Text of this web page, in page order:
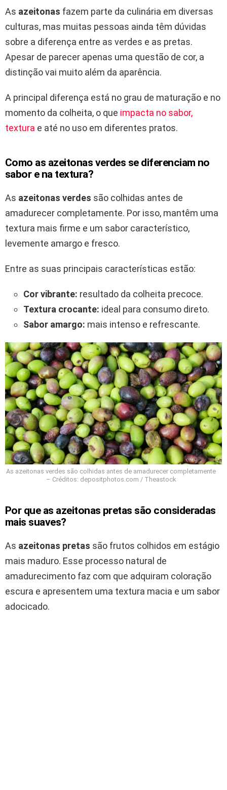
As azeitonas fazem parte da culinária em diversas
culturas, mas muitas pessoas ainda têm dúvidas
sobre a diferença entre as verdes e as pretas.
Apesar de parecer apenas uma questão de cor, a
distinção vai muito além da aparência.
A principal diferença está no grau de maturação e no
momento da colheita, o que impacta no sabor,
textura e até no uso em diferentes pratos.
Como as azeitonas verdes se diferenciam no
sabor e na textura?
As azeitonas verdes são colhidas antes de
amadurecer completamente. Por isso, mantêm uma
textura mais firme e um sabor característico,
levemente amargo e fresco.
Entre as suas principais características estão:
Cor vibrante: resultado da colheita precoce.
Textura crocante: ideal para consumo direto.
Sabor amargo: mais intenso e refrescante.
As azeitonas verdes são colhidas antes de amadurecer completamente
– Créditos: depositphotos.com / Theastock
Por que as azeitonas pretas são consideradas
mais suaves?
As azeitonas pretas são frutos colhidos em estágio
mais maduro. Esse processo natural de
amadurecimento faz com que adquiram coloração
escura e apresentem uma textura macia e um sabor
adocicado.